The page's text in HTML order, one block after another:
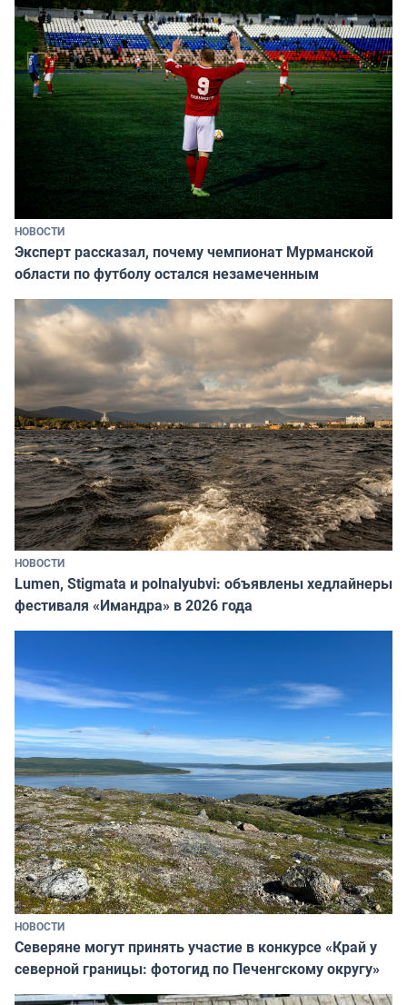
НОВОСТИ
Эксперт рассказал, почему чемпионат Мурманской
области по футболу остался незамеченным
НОВОСТИ
Lumen, Stigmata и polnalyubvi: объявлены хедлайнеры
фестиваля «Имандра» в 2026 года
НОВОСТИ
Северяне могут принять участие в конкурсе «Край у
северной границы: фотогид по Печенгскому округу»